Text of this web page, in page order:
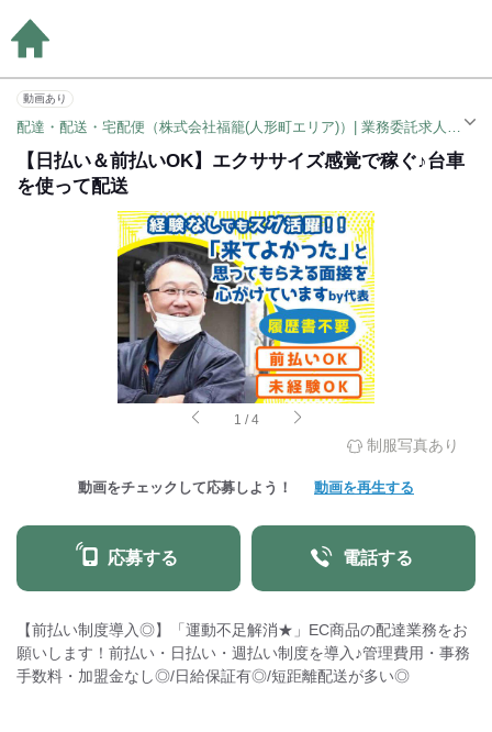
動画あり
配達・配送・宅配便（株式会社福籠(人形町エリア)）| 業務委託求人（人形町駅）
【日払い＆前払いOK】エクササイズ感覚で稼ぐ♪台車
を使って配送
1 /4
制服写真あり
動画をチェックして応募しよう！ 動画を再生する
応募する 電話する
【前払い制度導入◎】「運動不足解消★」EC商品の配達業務をお
願いします！前払い・日払い・週払い制度を導入♪管理費用・事務
手数料・加盟金なし◎/日給保証有◎/短距離配送が多い◎